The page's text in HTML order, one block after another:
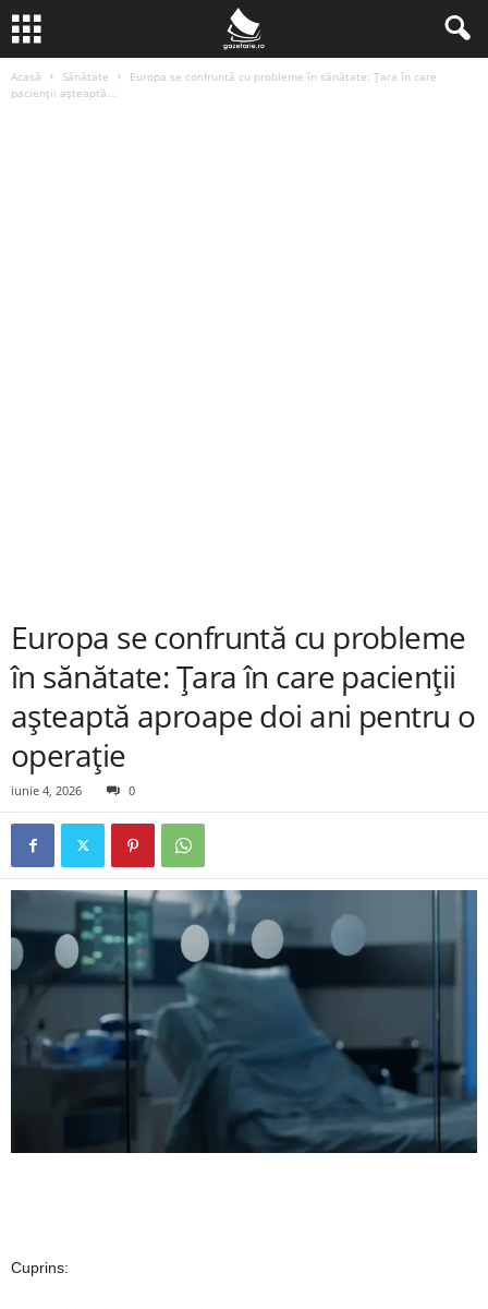
Acasă Sănătate
Europa se confruntă cu probleme în sănătate: Țara în care
pacienții așteaptă...
Europa se confruntă cu probleme
în sănătate: Țara în care pacienții
așteaptă aproape doi ani pentru o
operație
iunie 4, 2026 0
Cuprins: